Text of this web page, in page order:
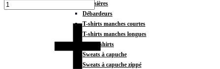
Brassières
Débardeurs
T-shirts manches courtes
T-shirts manches longues
Sweat-shirts
Sweats à capuche
Sweats à capuche zippé